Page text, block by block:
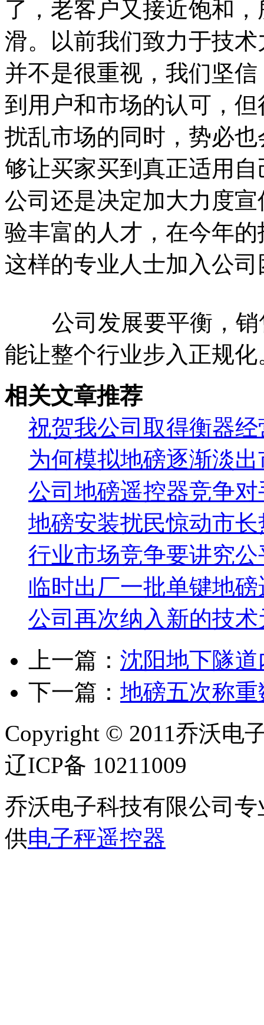
了，老客户又接近饱和
滑。以前我们致力于技
并不是很重视，我们坚
到用户和市场的认可，
扰乱市场的同时，势必
够让买家买到真正适用
公司还是决定加大力度
验丰富的人才，在今年
这样的专业人士加入公
公司发展要平衡，销
能让整个行业步入正规化
相关文章推荐
祝贺我公司取得衡器经
为何模拟地磅逐渐淡
公司地磅遥控器竞争对
地磅安装扰民惊动市长
行业市场竞争要讲究公
临时出厂一批单键地
公司再次纳入新的技术
上一篇： 沈阳地下隧
下一篇： 地磅五次称
Copyright © 2011乔沃电
辽ICP备 10211009
乔沃电子科技有限公司
供电子秤遥控器